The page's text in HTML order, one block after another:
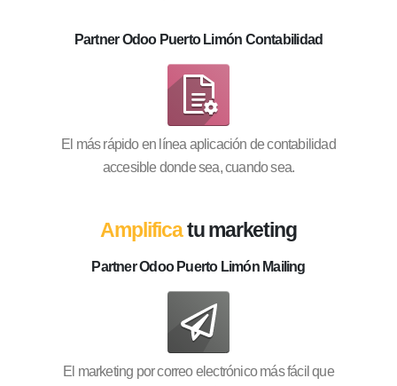
Partner Odoo Puerto Limón Contabilidad
El más rápido en línea aplicación de contabilidad
accesible donde sea, cuando sea.
Amplificatu marketing
Partner Odoo Puerto Limón Mailing
El marketing por correo electrónico más fácil que